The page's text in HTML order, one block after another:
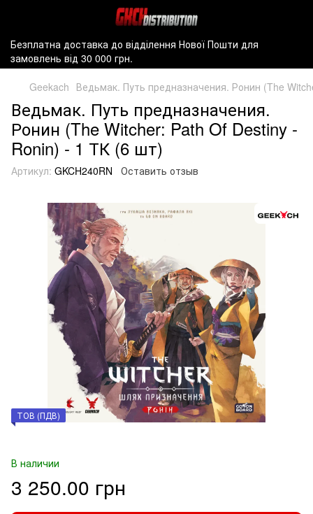
Безплатна доставка до відділення Нової Пошти для
замовлень від 30 000 грн.
Geekach Ведьмак. Путь предназначения. Ронин (The
Ведьмак. Путь предназначения.
Ронин (The Witcher: Path Of Destiny -
Ronin) - 1 ТК (6 шт)
Артикул: GKCH240RN Оставить отзыв
ТОВ (ПДВ)
В наличии
3 250.00 грн